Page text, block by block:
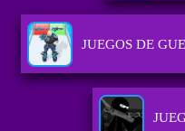
JUEGOS DE